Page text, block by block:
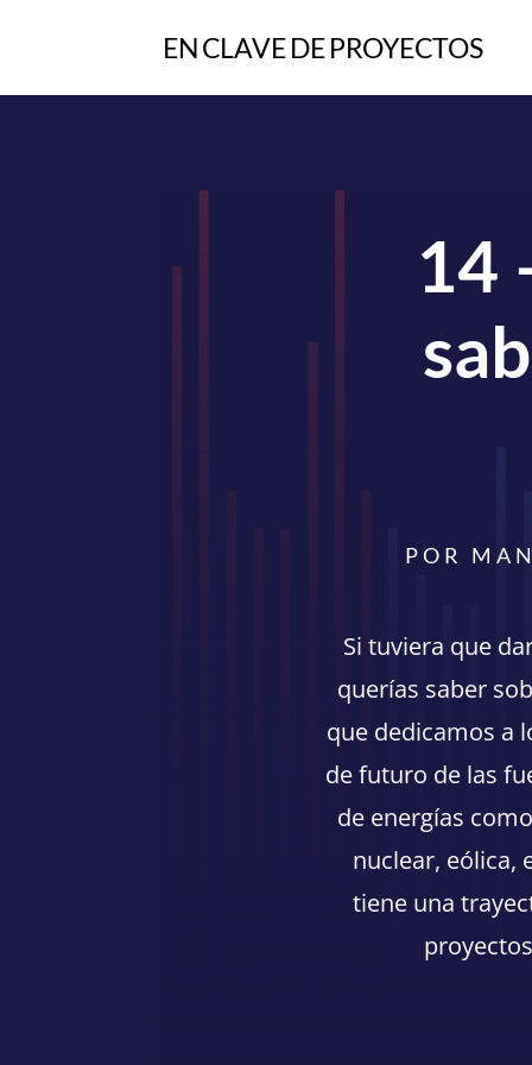
14
POR
Si tuviera que
querías saber
que dedicamos a
de futuro de las
de energías
nuclear, eólica,
tiene una